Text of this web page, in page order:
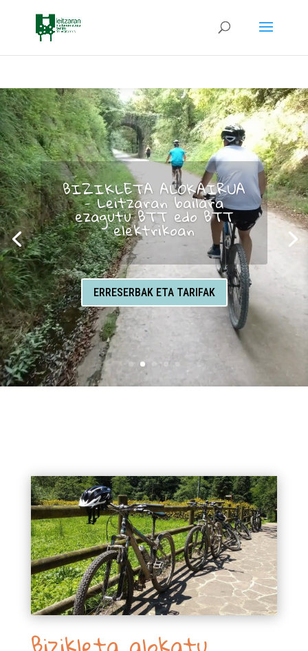
Teambuilding Natura
esperientziak
ENPRESA ETA LAN TALDEETAN ESPERIALIZATUAK
INFORMAZIO GEHIAGO IKUSI